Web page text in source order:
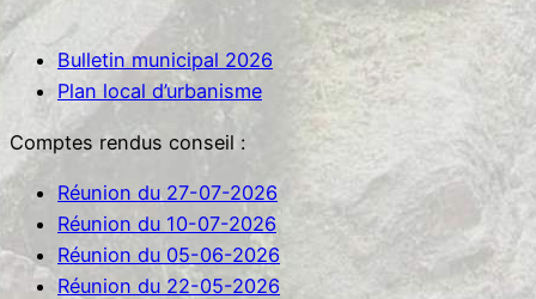
r
c
r
Bulletin municipal 2026
Plan local d’urbanisme
Comptes rendus conseil :
Réunion du 27-07-2026
Réunion du 10-07-2026
Réunion du 05-06-2026
Réunion du 22-05-2026